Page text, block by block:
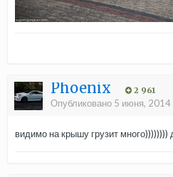
Phoenix 2 961
Опубликовано 5 июня, 2014
видимо на крышу грузит много))))))))